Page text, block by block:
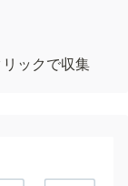
ックで収集